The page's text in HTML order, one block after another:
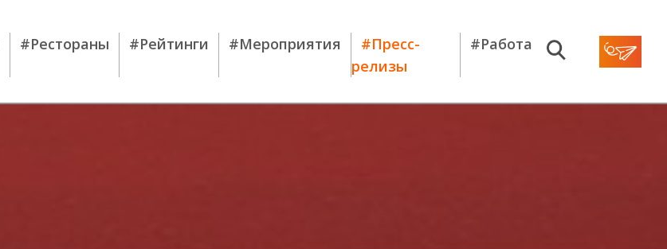
#Рестораны #Рейтинги #Мероприятия
#Пресс-
релизы
#Работа